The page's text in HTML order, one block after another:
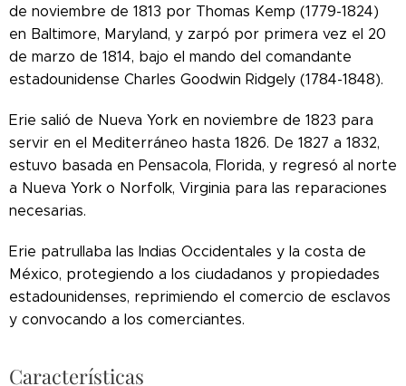
de noviembre de 1813 por Thomas Kemp (1779-1824)
en Baltimore, Maryland, y zarpó por primera vez el 20
de marzo de 1814, bajo el mando del comandante
estadounidense Charles Goodwin Ridgely (1784-1848).
Erie salió de Nueva York en noviembre de 1823 para
servir en el Mediterráneo hasta 1826. De 1827 a 1832,
estuvo basada en Pensacola, Florida, y regresó al norte
a Nueva York o Norfolk, Virginia para las reparaciones
necesarias.
Erie patrullaba las Indias Occidentales y la costa de
México, protegiendo a los ciudadanos y propiedades
estadounidenses, reprimiendo el comercio de esclavos
y convocando a los comerciantes.
Características